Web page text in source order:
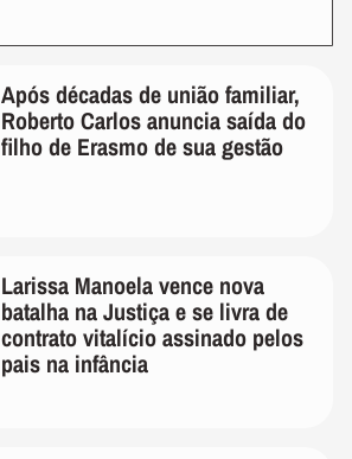
Após décadas de união familiar,
Roberto Carlos anuncia saída do
filho de Erasmo de sua gestão
Larissa Manoela vence nova
batalha na Justiça e se livra de
contrato vitalício assinado pelos
pais na infância